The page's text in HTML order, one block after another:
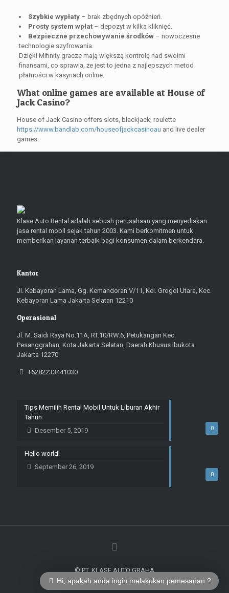
Hi, apakah anda ingin melakukan pemesanan ?
Szybkie wypłaty– brak zbędnych opóźnień.
Prosty system wpłat– depozyt w kilka kliknięć.
Bezpieczne przechowywanie środków– nowoczesne
technologie szyfrowania.
Dzięki Mifinity gracze mają większą kontrolę nad swoimi
finansami, co sprawia, że jest to jedna z najlepszych metod
płatności w kasynach online.
What online games are available at House of
Jack Casino?
House of Jack Casino offers slots, blackjack, roulette
https://www.bandlab.com/houseofjackcasinoau and live dealer
games.
Klase Auto Rental adalah sebuah perusahaan yang menyediakan
jasa rental mobil sejak tahun 2003. Kami berkomitmen untuk
memberikan layanan terbaik bagi konsumen dalam berkendara.
Kantor
Jl. Kebayoran Lama, Gg. Kemandoran V/11, Kel. Grogol Utara, Kec.
Kebayoran Lama Jakarta Selatan 12210
Operasional
Jl. M. Saidi Raya No.11A, RT.10/RW.6, Petukangan Kec.
Pesanggrahan, Kota Jakarta Selatan, Daerah Khusus Ibukota
Jakarta 12270
+6282233441030
0
Tips Memilih Rental Mobil Untuk Liburan Akhir
Tahun
Desember 5, 2019
0
Hello world!
September 26, 2019
© PT. KLASE AUTO GRAHA